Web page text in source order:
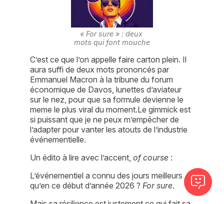
« For sure » : deux
mots qui font mouche
C’est ce que l’on appelle faire carton plein. Il
aura suffi de deux mots prononcés par
Emmanuel Macron à la tribune du forum
économique de Davos, lunettes d’aviateur
sur le nez, pour que sa formule devienne le
meme le plus viral du moment.Le gimmick est
si puissant que je ne peux m’empêcher de
l’adapter pour vanter les atouts de l’industrie
événementielle.
Un édito à lire avec l’accent, of course :
L’événementiel a connu des jours meilleurs
qu’en ce début d’année 2026 ? For sure.